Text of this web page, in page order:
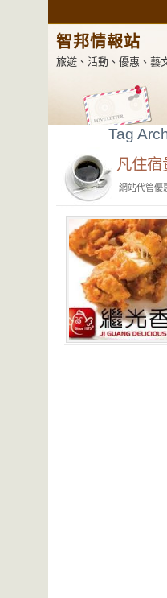
智邦情報站
旅遊、活動、優惠、藝
Tag
凡住
網站代管優